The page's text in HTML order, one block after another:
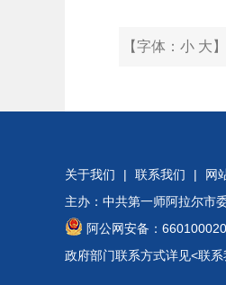
【字体： 小 大 】
关于我们 | 联系我们 | 网
主办：中共第一师阿拉尔
阿公网安备：
政府部门联系方式详见<联